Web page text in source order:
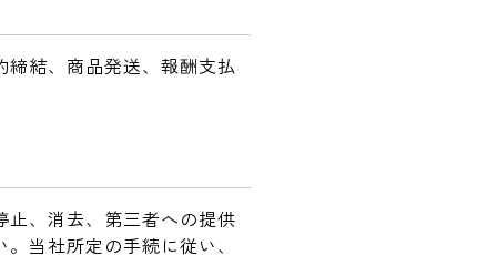
結、商品発送、報酬支払
、消去、第三者への提供
当社所定の手続に従い、